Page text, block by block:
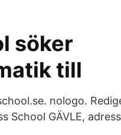
söker
till
nologo.
School GÄVLE,